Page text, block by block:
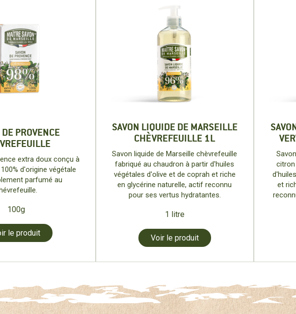
PROVENCE
extra doux conçu à
d'origine végétale
parfumé au
100g
le produit
SAVON LIQUIDE DE MARSEILLE
CHÈVREFEUILLE 1L
Savon liquide de Marseille chèvrefeuille
fabriqué au chaudron à partir d'huiles
végétales d'olive et de coprah et riche
en glycérine naturelle, actif reconnu
pour ses vertus hydratantes.
1 litre
Voir le produit
citron
et